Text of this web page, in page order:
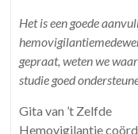
Het is een goede
gepraat, weten we
studie goed
Gita van ’t Zelfde
Hemovigilantie